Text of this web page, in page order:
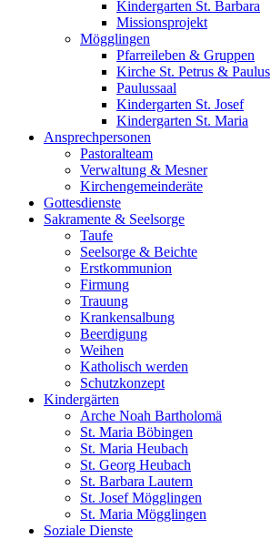
Kindergarten St. Barbara
Missionsprojekt
Mögglingen
Pfarreileben & Gruppen
Kirche St. Petrus & Paulus
Paulussaal
Kindergarten St. Josef
Kindergarten St. Maria
Ansprechpersonen
Pastoralteam
Verwaltung & Mesner
Kirchengemeinderäte
Gottesdienste
Sakramente & Seelsorge
Taufe
Seelsorge & Beichte
Erstkommunion
Firmung
Trauung
Krankensalbung
Beerdigung
Weihen
Katholisch werden
Schutzkonzept
Kindergärten
Arche Noah Bartholomä
St. Maria Böbingen
St. Maria Heubach
St. Georg Heubach
St. Barbara Lautern
St. Josef Mögglingen
St. Maria Mögglingen
Soziale Dienste